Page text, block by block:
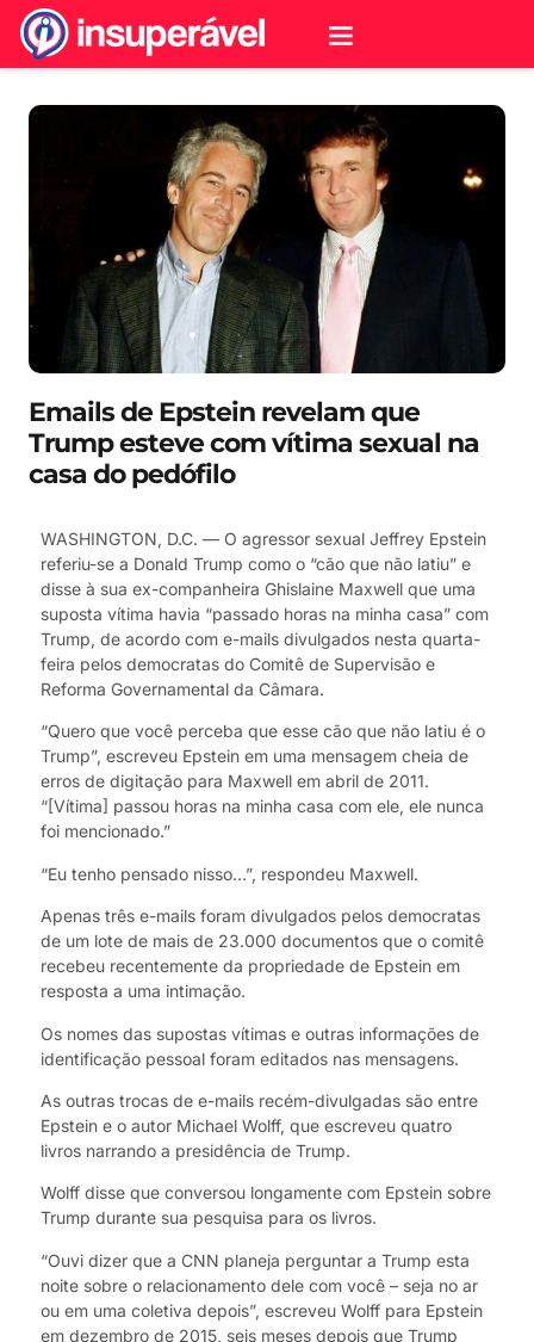
Emails de Epstein revelam que
Trump esteve com vítima sexual na
casa do pedófilo
WASHINGTON, D.C. — O agressor sexual Jeffrey Epstein
referiu-se a Donald Trump como o “cão que não latiu” e
disse à sua ex-companheira Ghislaine Maxwell que uma
suposta vítima havia “passado horas na minha casa” com
Trump, de acordo com e-mails divulgados nesta quarta-
feira pelos democratas do Comitê de Supervisão e
Reforma Governamental da Câmara.
“Quero que você perceba que esse cão que não latiu é o
Trump”, escreveu Epstein em uma mensagem cheia de
erros de digitação para Maxwell em abril de 2011.
“[Vítima] passou horas na minha casa com ele, ele nunca
foi mencionado.”
“Eu tenho pensado nisso…”, respondeu Maxwell.
Apenas três e-mails foram divulgados pelos democratas
de um lote de mais de 23.000 documentos que o comitê
recebeu recentemente da propriedade de Epstein em
resposta a uma intimação.
Os nomes das supostas vítimas e outras informações de
identificação pessoal foram editados nas mensagens.
As outras trocas de e-mails recém-divulgadas são entre
Epstein e o autor Michael Wolff, que escreveu quatro
livros narrando a presidência de Trump.
Wolff disse que conversou longamente com Epstein sobre
Trump durante sua pesquisa para os livros.
“Ouvi dizer que a CNN planeja perguntar a Trump esta
noite sobre o relacionamento dele com você – seja no ar
ou em uma coletiva depois”, escreveu Wolff para Epstein
em dezembro de 2015, seis meses depois que Trump